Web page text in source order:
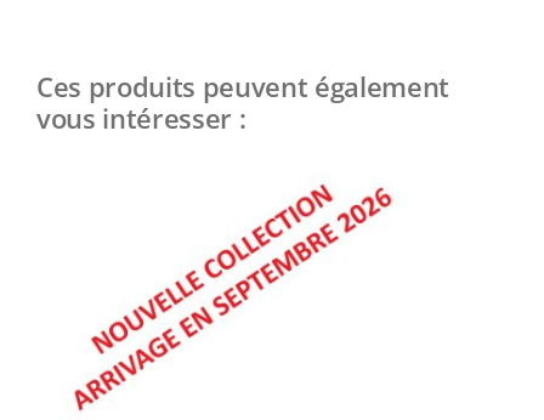
Ces produits peuvent également
vous intéresser :